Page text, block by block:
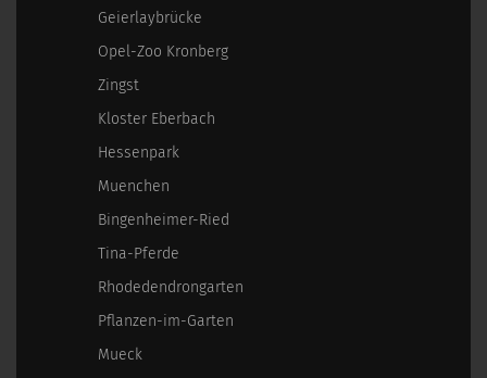
Geierlaybrücke
Opel-Zoo Kronberg
Zingst
Kloster Eberbach
Hessenpark
Muenchen
Bingenheimer-Ried
Tina-Pferde
Rhodedendrongarten
Pflanzen-im-Garten
Mueck